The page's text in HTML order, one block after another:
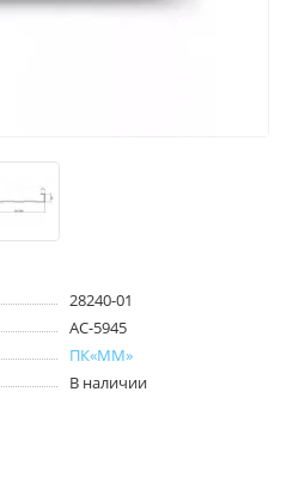
28240-01
АС-5945
ПК«ММ»
В наличии